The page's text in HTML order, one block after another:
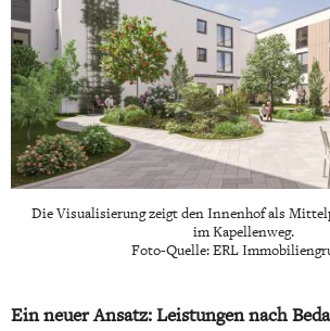
Die Visualisierung zeigt den Innenhof als
im Kapellenweg.
Foto-Quelle: ERL
Ein neuer Ansatz: Leistungen nach